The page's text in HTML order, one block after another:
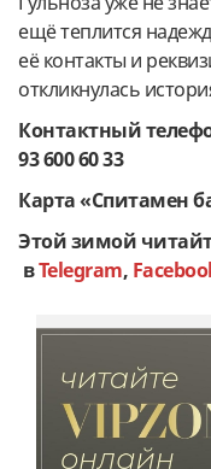
ещё теплится
её контакты и
откликнулась
Контактный
93 600 60 33
Карта «Спитамен
Этой зимой
вTelegram,